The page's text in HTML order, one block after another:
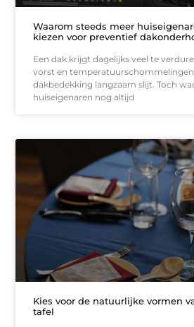
Waarom steeds meer
kiezen voor preventief
Een dak krijgt dagelijks veel te
vorst en
dakbedekking langzaam slijt. Toch
huiseigenaren nog altijd
Kies voor de natuurlijke vormen
tafel